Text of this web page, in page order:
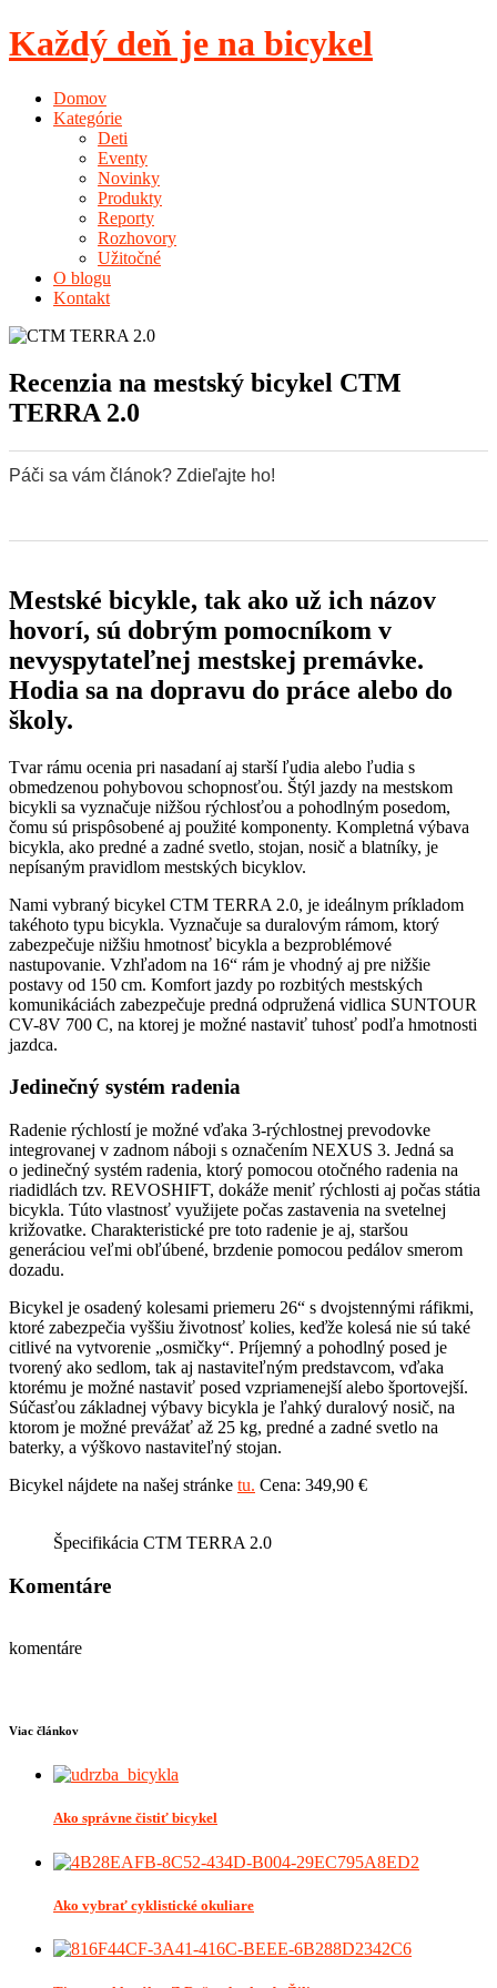
Každý deň je na bicykel
Domov
Kategórie
Deti
Eventy
Novinky
Produkty
Reporty
Rozhovory
Užitočné
O blogu
Kontakt
Recenzia na mestský bicykel CTM
TERRA 2.0
Páči sa vám článok? Zdieľajte ho!
Mestské bicykle, tak ako už ich názov
hovorí, sú dobrým pomocníkom v
nevyspytateľnej mestskej premávke.
Hodia sa na dopravu do práce alebo do
školy.
Tvar rámu ocenia pri nasadaní aj starší ľudia alebo ľudia s
obmedzenou pohybovou schopnosťou. Štýl jazdy na mestskom
bicykli sa vyznačuje nižšou rýchlosťou a pohodlným posedom,
čomu sú prispôsobené aj použité komponenty. Kompletná výbava
bicykla, ako predné a zadné svetlo, stojan, nosič a blatníky, je
nepísaným pravidlom mestských bicyklov.
Nami vybraný bicykel CTM TERRA 2.0, je ideálnym príkladom
takéhoto typu bicykla. Vyznačuje sa duralovým rámom, ktorý
zabezpečuje nižšiu hmotnosť bicykla a bezproblémové
nastupovanie. Vzhľadom na 16“ rám je vhodný aj pre nižšie
postavy od 150 cm. Komfort jazdy po rozbitých mestských
komunikáciách zabezpečuje predná odpružená vidlica SUNTOUR
CV-8V 700 C, na ktorej je možné nastaviť tuhosť podľa hmotnosti
jazdca.
Jedinečný systém radenia
Radenie rýchlostí je možné vďaka 3-rýchlostnej prevodovke
integrovanej v zadnom náboji s označením NEXUS 3. Jedná sa
o jedinečný systém radenia, ktorý pomocou otočného radenia na
riadidlách tzv. REVOSHIFT, dokáže meniť rýchlosti aj počas státia
bicykla. Túto vlastnosť využijete počas zastavenia na svetelnej
križovatke. Charakteristické pre toto radenie je aj, staršou
generáciou veľmi obľúbené, brzdenie pomocou pedálov smerom
dozadu.
Bicykel je osadený kolesami priemeru 26“ s dvojstennými ráfikmi,
ktoré zabezpečia vyššiu životnosť kolies, keďže kolesá nie sú také
citlivé na vytvorenie „osmičky“. Príjemný a pohodlný posed je
tvorený ako sedlom, tak aj nastaviteľným predstavcom, vďaka
ktorému je možné nastaviť posed vzpriamenejší alebo športovejší.
Súčasťou základnej výbavy bicykla je ľahký duralový nosič, na
ktorom je možné prevážať až 25 kg, predné a zadné svetlo na
baterky, a výškovo nastaviteľný stojan.
Bicykel nájdete na našej stránke tu. Cena: 349,90 €
Špecifikácia CTM TERRA 2.0
Komentáre
komentáre
Viac článkov
Ako správne čistiť bicykel
Ako vybrať cyklistické okuliare